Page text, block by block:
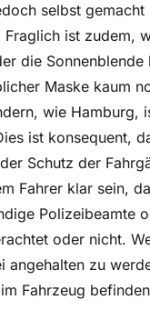
selbst
Fraglich ist zudem,
die
Maske kaum
wie Hamburg,
ist konsequent,
Schutz der
Fahrer klar sein,
Polizeibeamte
oder nicht.
angehalten zu
Fahrzeug